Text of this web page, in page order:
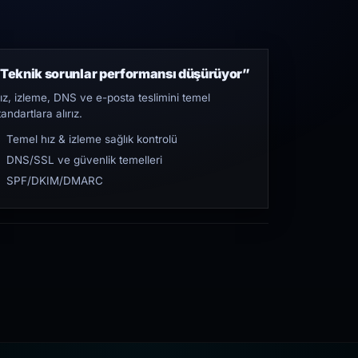
sorunlar performansı düşürüyor”
izleme, DNS ve e-posta teslimini temel
alırız.
Temel hız & izleme sağlık kontrolü
DNS/SSL ve güvenlik temelleri
SPF/DKIM/DMARC